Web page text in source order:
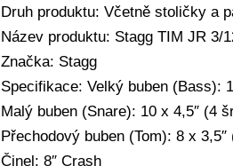
Druh produktu: Včetně stoličky a
Název produktu: Stagg TIM JR 3/
Značka: Stagg
Specifikace: Velký buben (Bass):
Malý buben (Snare): 10 x 4,5″ (4
Přechodový buben (Tom): 8 x 3,5″
Činel: 8″ Crash